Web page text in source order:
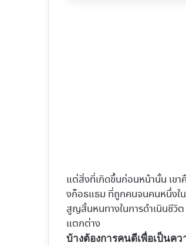
แต่สิ่งที่เกิดขึ้นก่อนหน้านั้น เข
งก็อธแธม ที่ถูกคนจนคนหนึ่งใ
สูญสิ้นหนทางในการดำเนินชีวิ
แตกต่าง
บ้างต้องการคนดีเพื่อเป็นคว